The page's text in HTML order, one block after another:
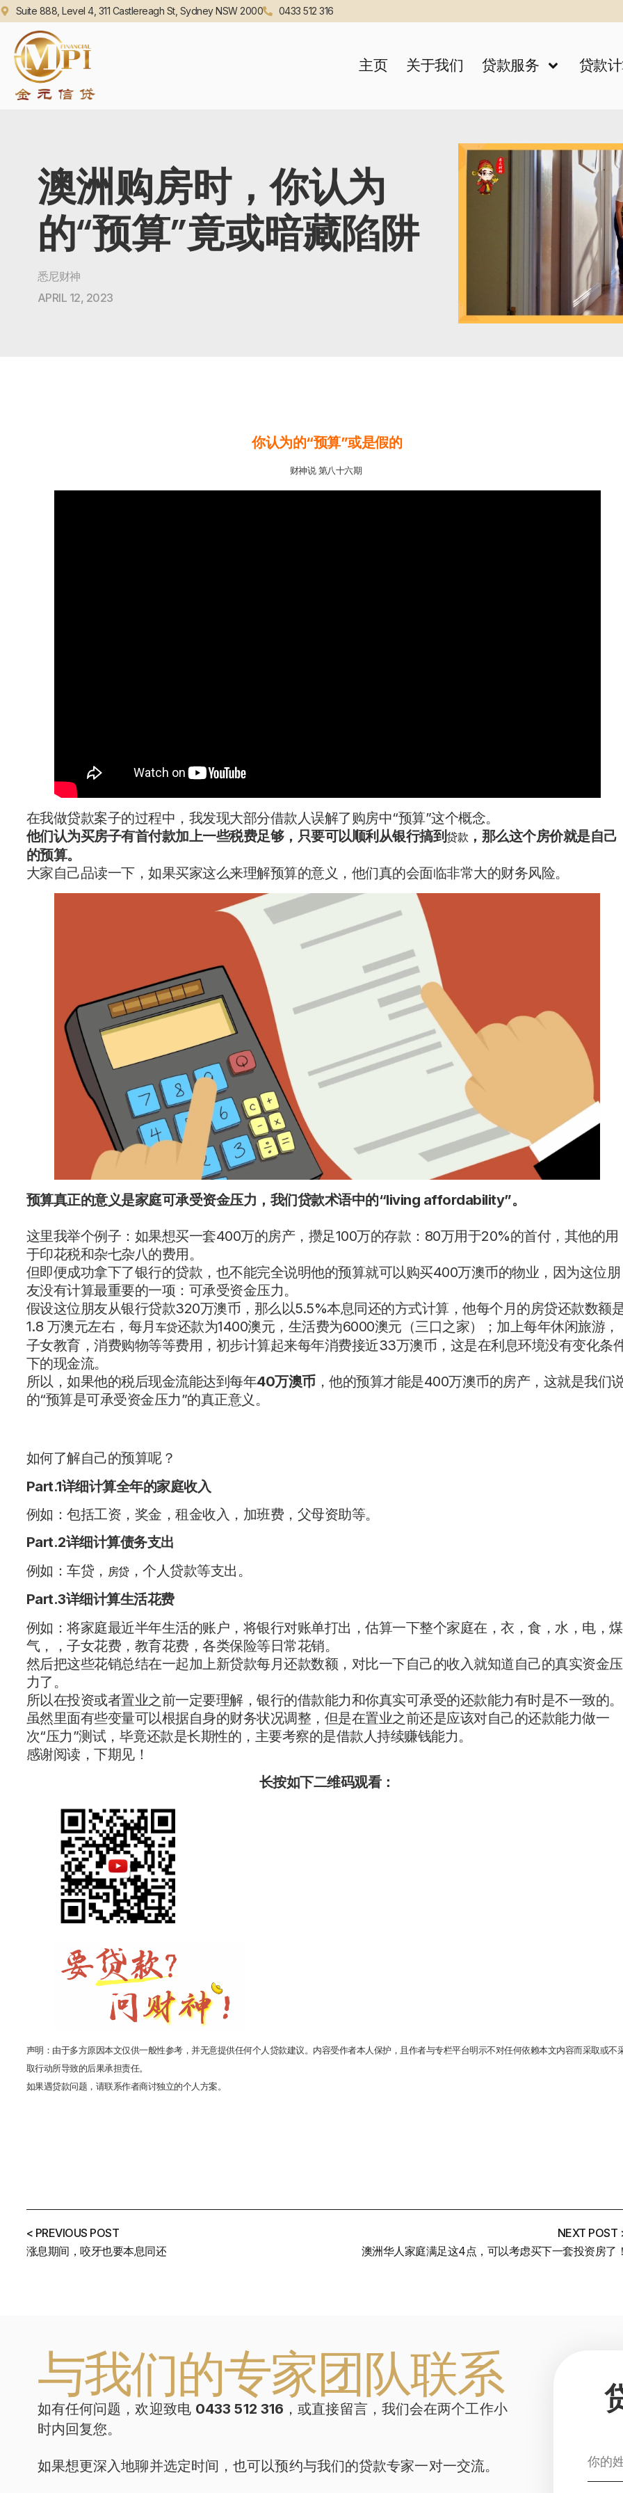
Suite 888, Level 4, 311 Castlereagh St, Sydney NSW 2000 0433 512 316
主页 关于我们 贷款服务 贷款
澳洲购房时，你认为
的“预算”竟或暗藏陷阱
悉尼财神
APRIL 12, 2023
你认为的“预算”或是假的
财神说 第八十六期
在我做贷款案子的过程中，我发现大部分借款人误解了购房中“预算”这个概念。
他们认为买房子有首付款加上一些税费足够，只要可以顺利从银行搞到贷款 ，那么这个房价就是自己
的预算。
大家自己品读一下，如果买家这么来理解预算的意义，他们真的会面临非常大的财务风险。
预算真正的意义是家庭可承受资金压力，我们贷款术语中的“living affordability”。
这里我举个例子：如果想买一套400万的房产，攒足100万的存款：80万用于20%的首付，其他的用
于印花税和杂七杂八的费用。
但即便成功拿下了银行的贷款，也不能完全说明他的预算就可以购买400万澳币的物业，因为这位朋
友没有计算最重要的一项：可承受资金压力。
假设这位朋友从银行贷款320万澳币，那么以5.5%本息同还的方式计算，他每个月的房贷还款数额
1.8 万澳元左右，每月 车贷还款为1400澳元，生活费为6000澳元（三口之家）；加上每年休闲旅游，
子女教育，消费购物等等费用，初步计算起来每年消费接近33万澳币，这是在利息环境没有变化条
下的现金流。
所以，如果他的税后现金流能达到每年40万澳币，他的预算才能是400万澳币的房产，这就是我们
的“预算是可承受资金压力”的真正意义。
如何了解自己的预算呢？
Part.1详细计算全年的家庭收入
例如：包括工资，奖金，租金收入，加班费，父母资助等。
Part.2详细计算债务支出
例如：车贷， 房贷，个人贷款等支出。
Part.3详细计算生活花费
例如：将家庭最近半年生活的账户，将银行对账单打出，估算一下整个家庭在，衣，食，水，电，煤
气，，子女花费，教育花费，各类保险等日常花销。
然后把这些花销总结在一起加上新贷款每月还款数额，对比一下自己的收入就知道自己的真实资金压
力了。
所以在投资或者置业之前一定要理解，银行的借款能力和你真实可承受的还款能力有时是不一致的。
虽然里面有些变量可以根据自身的财务状况调整，但是在置业之前还是应该对自己的还款能力做一
次“压力”测试，毕竟还款是长期性的，主要考察的是借款人持续赚钱能力。
感谢阅读，下期见！
长按如下二维码观看：
声明：由于多方原因本文仅供一般性参考，并无意提供任何个人贷款建议。内容受作者本人保护，且作者与专栏平台明示不对任何依赖本文内容而采取或不
取行动所导致的后果承担责任。
如果遇贷款问题，请联系作者商讨独立的个人方案。
< PREVIOUS POST
涨息期间，咬牙也要本息同还
NEXT POST
澳洲华人家庭满足这4点，可以考虑买下一套投资房了！
与我们的专家团队联系
如有任何问题，欢迎致电 0433 512 316 ，或直接留言，我们会在两个工作小
时内回复您。
如果想更深入地聊并选定时间，也可以预约与我们的贷款专家一对一交流。